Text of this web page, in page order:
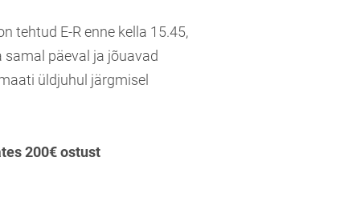
tehtud E-R enne kella 15.45,
samal päeval ja jõuavad
üldjuhul järgmisel
200€ ostust